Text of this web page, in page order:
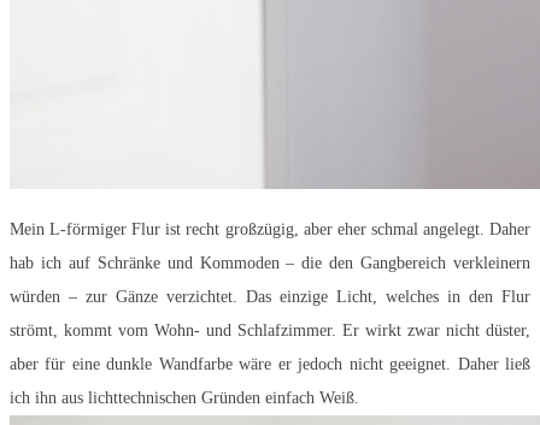
Mein L-förmiger Flur ist recht großzügig, aber eher schmal angelegt. Daher
hab ich auf Schränke und Kommoden – die den Gangbereich verkleinern
würden – zur Gänze verzichtet. Das einzige Licht, welches in den Flur
strömt, kommt vom Wohn- und Schlafzimmer. Er wirkt zwar nicht düster,
aber für eine dunkle Wandfarbe wäre er jedoch nicht geeignet. Daher ließ
ich ihn aus lichttechnischen Gründen einfach Weiß.